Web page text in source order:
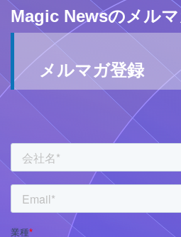
Magic Newsのメル
メルマガ登録